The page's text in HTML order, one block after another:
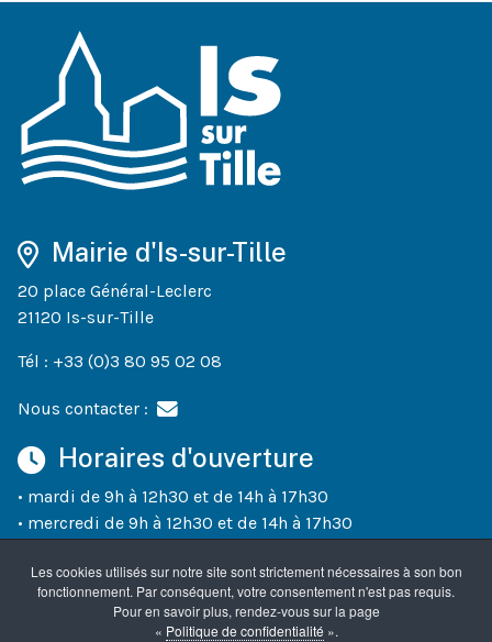
Mairie d'Is-sur-Tille
20 place Général-Leclerc
21120 Is-sur-Tille
Tél : +33 (0)3 80 95 02 08
Nous contacter :
Horaires d'ouverture
• mardi de 9h à 12h30 et de 14h à 17h30
• mercredi de 9h à 12h30 et de 14h à 17h30
• vendredi de 9h à 12h30 et de 14h à 17h30
• un samedi sur deux (semaines paires) de 10h à 12h
Les cookies utilisés sur notre site sont strictement nécessaires à son bon
fonctionnement. Par conséquent, votre consentement n'est pas requis.
Pour en savoir plus, rendez-vous sur la page
« Politique de confidentialité ».